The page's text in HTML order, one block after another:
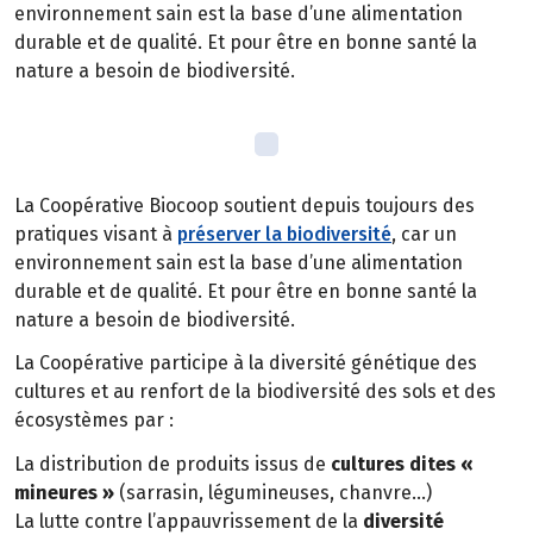
environnement sain est la base d’une alimentation
durable et de qualité. Et pour être en bonne santé la
nature a besoin de biodiversité.
La Coopérative Biocoop soutient depuis toujours des
pratiques visant à préserver la biodiversité, car un
environnement sain est la base d’une alimentation
durable et de qualité. Et pour être en bonne santé la
nature a besoin de biodiversité.
La Coopérative participe à la diversité génétique des
cultures et au renfort de la biodiversité des sols et des
écosystèmes par :
La distribution de produits issus de cultures dites «
mineures » (sarrasin, légumineuses, chanvre…)
La lutte contre l’appauvrissement de la diversité